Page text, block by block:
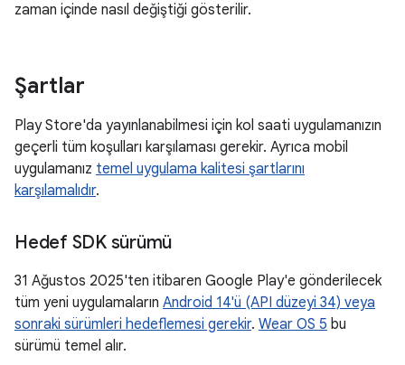
zaman içinde nasıl değiştiği gösterilir.
Şartlar
Play Store'da yayınlanabilmesi için kol saati uygulamanızın
geçerli tüm koşulları karşılaması gerekir. Ayrıca mobil
uygulamanız temel uygulama kalitesi şartlarını
karşılamalıdır.
Hedef SDK sürümü
31 Ağustos 2025'ten itibaren Google Play'e gönderilecek
tüm yeni uygulamaların Android 14'ü (API düzeyi 34) veya
sonraki sürümleri hedeflemesi gerekir. Wear OS 5 bu
sürümü temel alır.